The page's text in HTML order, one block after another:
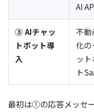
AI
③ AIチャッ
トボット導
入
不動
化の
ッ
ト
最初は①の応答メッセ